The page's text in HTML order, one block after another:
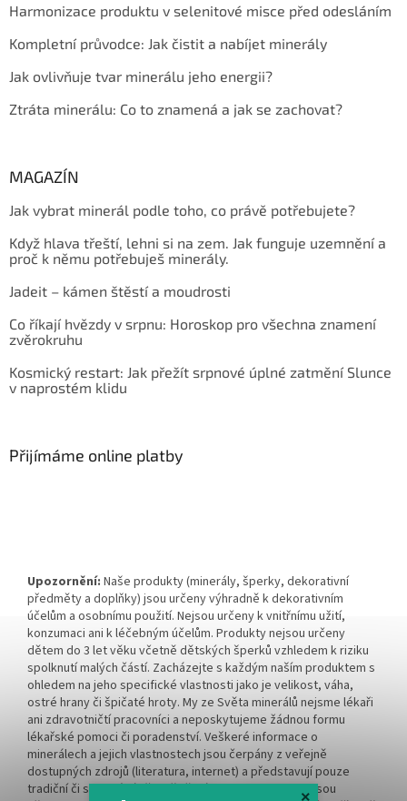
Harmonizace produktu v selenitové misce před odesláním
Kompletní průvodce: Jak čistit a nabíjet minerály
Jak ovlivňuje tvar minerálu jeho energii?
Ztráta minerálu: Co to znamená a jak se zachovat?
MAGAZÍN
Jak vybrat minerál podle toho, co právě potřebujete?
Když hlava třeští, lehni si na zem. Jak funguje uzemnění a
proč k němu potřebuješ minerály.
Jadeit – kámen štěstí a moudrosti
Co říkají hvězdy v srpnu: Horoskop pro všechna znamení
zvěrokruhu
Kosmický restart: Jak přežít srpnové úplné zatmění Slunce
v naprostém klidu
Přijímáme online platby
Upozornění: Naše produkty (minerály, šperky, dekorativní
předměty a doplňky) jsou určeny výhradně k dekorativním
účelům a osobnímu použití. Nejsou určeny k vnitřnímu užití,
konzumaci ani k léčebným účelům. Produkty nejsou určeny
dětem do 3 let věku včetně dětských šperků vzhledem k riziku
spolknutí malých částí. Zacházejte s každým naším produktem s
ohledem na jeho specifické vlastnosti jako je velikost, váha,
ostré hrany či špičaté hroty. My ze Světa minerálů nejsme lékaři
ani zdravotničtí pracovníci a neposkytujeme žádnou formu
lékařské pomoci či poradenství. Veškeré informace o
minerálech a jejich vlastnostech jsou čerpány z veřejně
dostupných zdrojů (literatura, internet) a představují pouze
tradiční či spirituální přesvědčení. Tyto informace nejsou
×